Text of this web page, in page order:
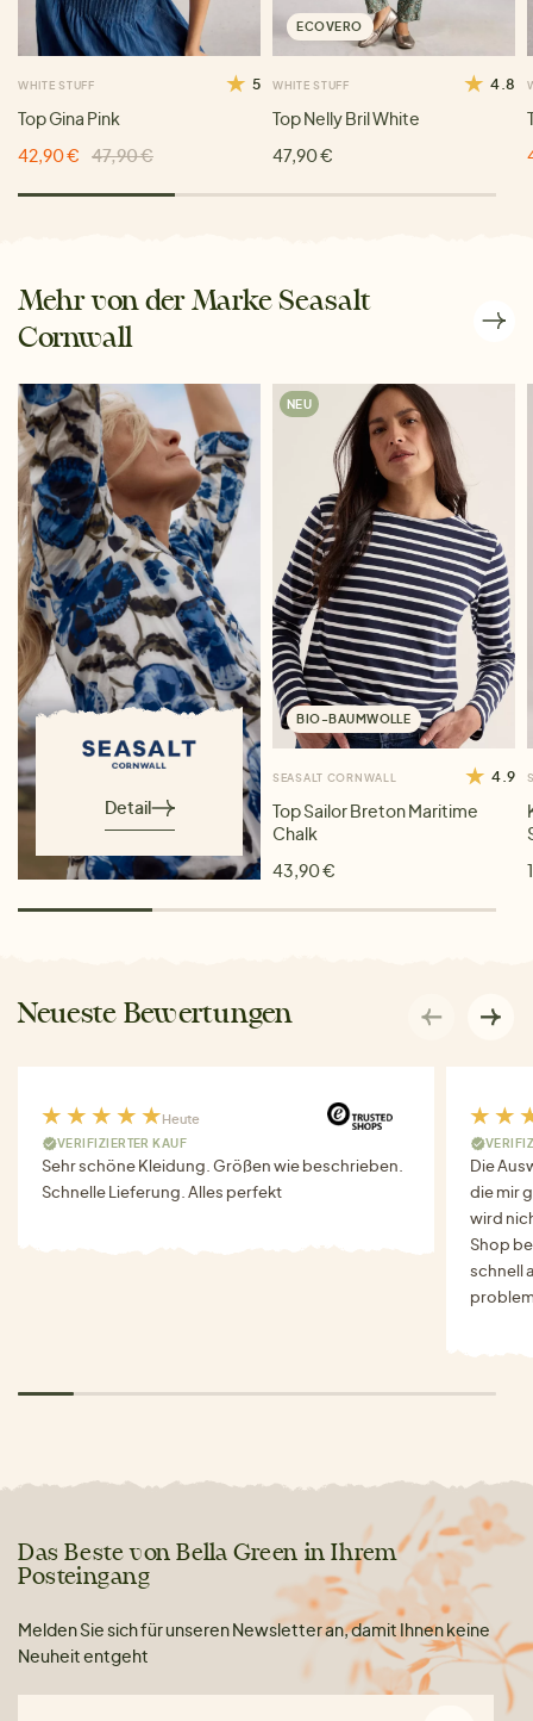
WHITE STUFF 5
Top Gina Pink
42,90 €
47,90 €
ECOVERO
WHITE STUFF 4.8
Top Nelly Bril White
47,90 €
Mehr von der Marke Seasalt
Cornwall
Detail
NEU
BIO-BAUMWOLLE
SEASALT CORNWALL 4.9
Top Sailor Breton Maritime
Chalk
43,90 €
Neueste Bewertungen
Heute
VERIFIZIERTER KAUF
Sehr schöne Kleidung. Größen wie beschrieben.
Schnelle Lieferung. Alles perfekt
Die
die mir
wird
Shop
schnell
Das Beste von Bella Green in Ihrem
Posteingang
Melden Sie sich für unseren Newsletter an, damit Ihnen keine
Neuheit entgeht